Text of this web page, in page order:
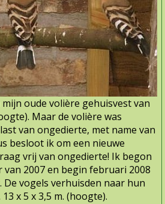
oude volière gehuisvest van
Maar de volière was
van ongedierte, met name van
besloot ik om een nieuwe
vrij van ongedierte! Ik begon
van 2007 en begin februari 2008
De vogels verhuisden naar hun
x 5 x 3,5 m. (hoogte).